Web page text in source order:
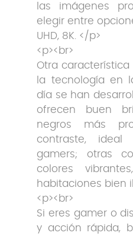
las imágenes
elegir entre
UHD, 8K. </p>
<p><br>
Otra
la tecnología en
día se han
ofrecen buen
negros más
contraste,
gamers; otras
colores
habitaciones bien
<p><br>
Si eres gamer o
y acción rápida,